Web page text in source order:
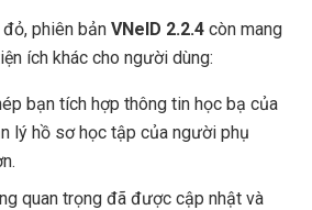
phiên bản VNeID 2.2.4 còn mang
ích khác cho người dùng:
bạn tích hợp thông tin học bạ của
lý hồ sơ học tập của người phụ
quan trọng đã được cập nhật và